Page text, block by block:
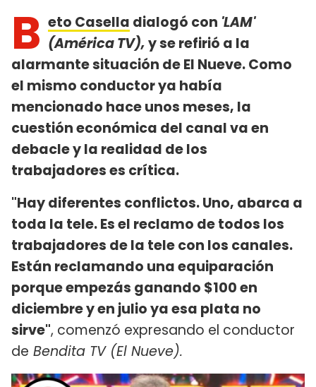
B eto Casella dialogó con 'LAM'
(América TV),y se refirió a la
alarmante situación de El Nueve. Como
el mismo conductor ya había
mencionado hace unos meses, la
cuestión económica del canal va en
debacle y la realidad de los
trabajadores es crítica.
"Hay diferentes conflictos. Uno, abarca a
toda la tele. Es el reclamo de todos los
trabajadores de la tele con los canales.
Están reclamando una equiparación
porque empezás ganando $100 en
diciembre y en julio ya esa plata no
sirve", comenzó expresando el conductor
de Bendita TV (El Nueve).